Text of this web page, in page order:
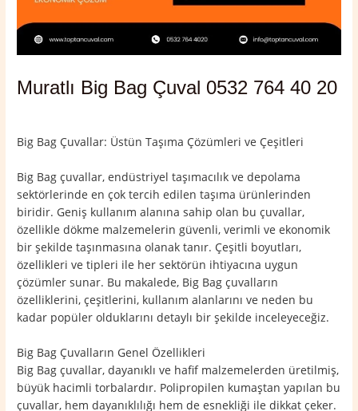
Muratlı Big Bag Çuval 0532 764 40 20
Big Bag Çuvallar: Üstün Taşıma Çözümleri ve Çeşitleri
Big Bag çuvallar, endüstriyel taşımacılık ve depolama
sektörlerinde en çok tercih edilen taşıma ürünlerinden
biridir. Geniş kullanım alanına sahip olan bu çuvallar,
özellikle dökme malzemelerin güvenli, verimli ve ekonomik
bir şekilde taşınmasına olanak tanır. Çeşitli boyutları,
özellikleri ve tipleri ile her sektörün ihtiyacına uygun
çözümler sunar. Bu makalede, Big Bag çuvalların
özelliklerini, çeşitlerini, kullanım alanlarını ve neden bu
kadar popüler olduklarını detaylı bir şekilde inceleyeceğiz.
Big Bag Çuvalların Genel Özellikleri
Big Bag çuvallar, dayanıklı ve hafif malzemelerden üretilmiş,
büyük hacimli torbalardır. Polipropilen kumaştan yapılan bu
çuvallar, hem dayanıklılığı hem de esnekliği ile dikkat çeker.